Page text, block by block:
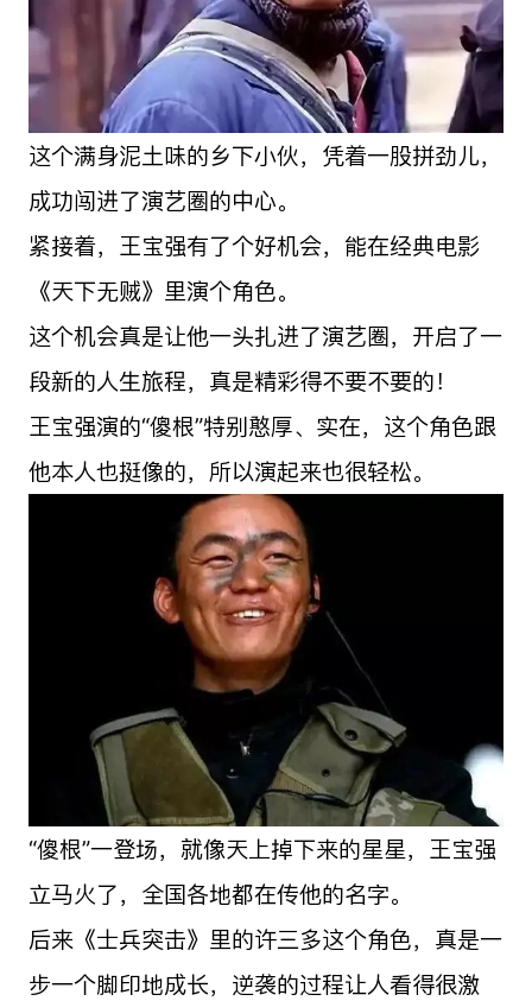
这个满身泥土味的乡下小伙，凭着一股拼劲儿，
成功闯进了演艺圈的中心。
紧接着，王宝强有了个好机会，能在经典电影
《天下无贼》里演个角色。
这个机会真是让他一头扎进了演艺圈，开启了一
段新的人生旅程，真是精彩得不要不要的！
王宝强演的“傻根”特别憨厚、实在，这个角色跟
他本人也挺像的，所以演起来也很轻松。
“傻根”一登场，就像天上掉下来的星星，王宝强
立马火了，全国各地都在传他的名字。
后来《士兵突击》里的许三多这个角色，真是一
步一个脚印地成长，逆袭的过程让人看得很激